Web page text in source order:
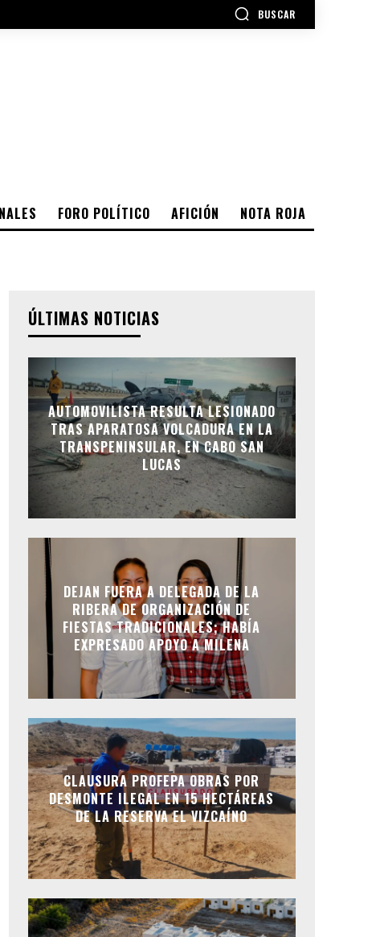
BUSCAR
FORO POLÍTICO AFICIÓN NOTA ROJA
ÚLTIMAS NOTICIAS
AUTOMOVILISTA RESULTA LESIONADO
TRAS APARATOSA VOLCADURA EN LA
TRANSPENINSULAR, EN CABO SAN
LUCAS
DEJAN FUERA A DELEGADA DE LA
RIBERA DE ORGANIZACIÓN DE
FIESTAS TRADICIONALES; HABÍA
EXPRESADO APOYO A MILENA
CLAUSURA PROFEPA OBRAS POR
DESMONTE ILEGAL EN 15 HECTÁREAS
DE LA RESERVA EL VIZCAÍNO